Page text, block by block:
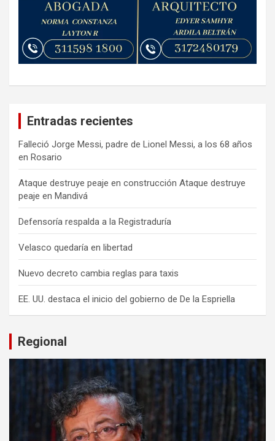
Entradas recientes
Falleció Jorge Messi, padre de Lionel Messi, a los 68 años
en Rosario
Ataque destruye peaje en construcción Ataque destruye
peaje en Mandivá
Defensoría respalda a la Registraduría
Velasco quedaría en libertad
Nuevo decreto cambia reglas para taxis
EE. UU. destaca el inicio del gobierno de De la Espriella
Regional